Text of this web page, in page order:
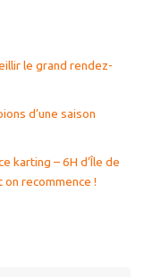
le grand rendez-
d’une saison
karting – 6H d’Île de
on recommence !